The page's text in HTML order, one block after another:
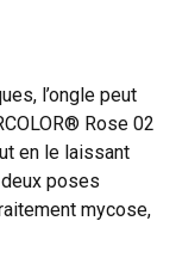
l’ongle peut
Rose 02
en le laissant
poses
mycose,